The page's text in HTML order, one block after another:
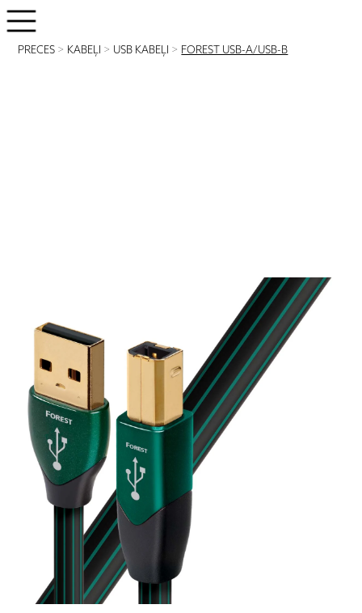
PRECES > KABEĻI > USB KABEĻI > FOREST USB-A/USB-B